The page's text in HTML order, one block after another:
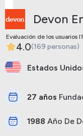
Devon
Evaluación de los usuarios
4.0(169 personas)
Estados
27 años
1988 Año De